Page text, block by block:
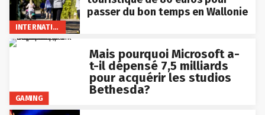
INTERNATIONAL
passer du bon temps en Wallonie
GAMING
Mais pourquoi Microsoft a-
t-il dépensé 7,5 milliards
pour acquérir les studios
Bethesda?